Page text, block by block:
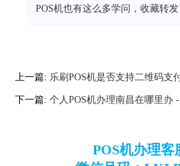
POS机也有这么多学问，收藏转发
上一篇: 乐刷POS机是否支持二维码支
下一篇:个人POS机办理南昌在哪里办
POS机办理客